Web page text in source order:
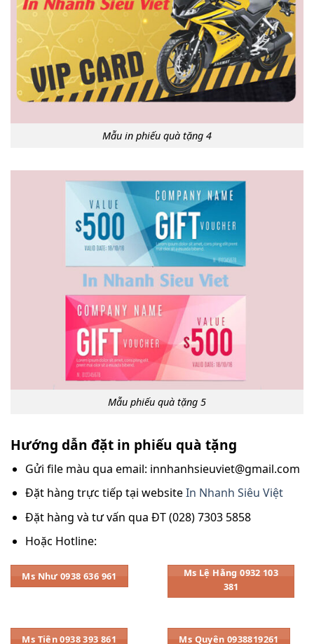
Mẫu in phiếu quà tặng 4
Mẫu phiếu quà tặng 5
Hướng dẫn đặt in phiếu quà tặng
Gửi file màu qua email: innhanhsieuviet@gmail.com
Đặt hàng trực tiếp tại websiteIn Nhanh Siêu Việt
Đặt hàng và tư vấn qua ĐT (028) 7303 5858
Hoặc Hotline:
Ms Như 0938 636 961
Ms Lệ Hằng 0932 103
381
Ms Tiên 0938 393 861 Ms Quyên 0938819261